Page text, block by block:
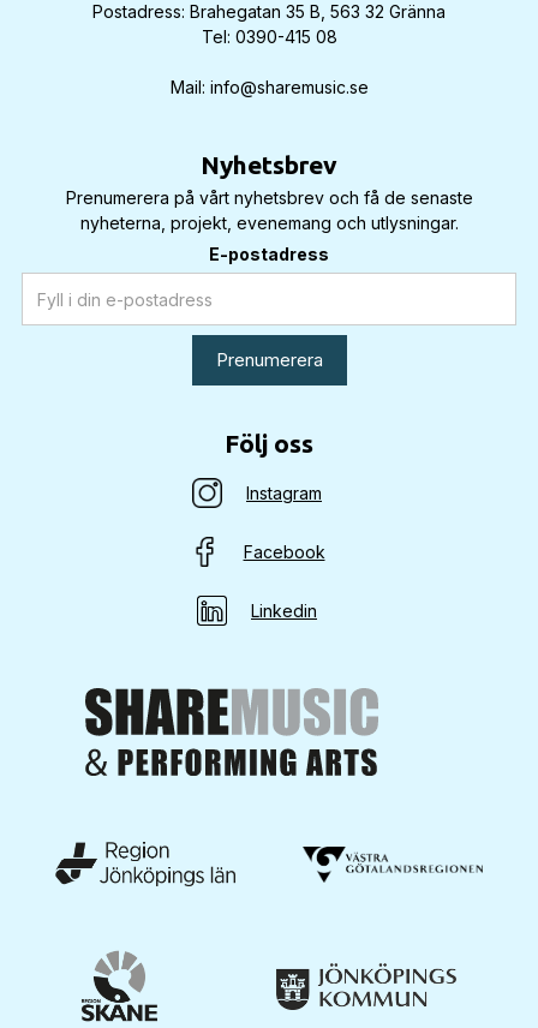
Postadress: Brahegatan 35 B, 563 32 Gränna
Tel: 0390-415 08
Mail: info@sharemusic.se
Nyhetsbrev
Prenumerera på vårt nyhetsbrev och få de senaste
nyheterna, projekt, evenemang och utlysningar.
E-postadress
Följ oss
Instagram
Facebook
Linkedin